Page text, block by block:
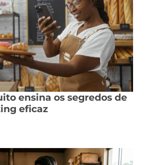
ensina os segredos de
eficaz